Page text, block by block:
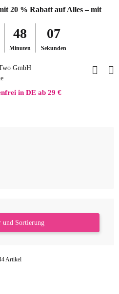
20 % Rabatt auf Alles – mit
48
Minuten
06
Sekunden
in DE ab 29 €
und Sortierung
Artikel